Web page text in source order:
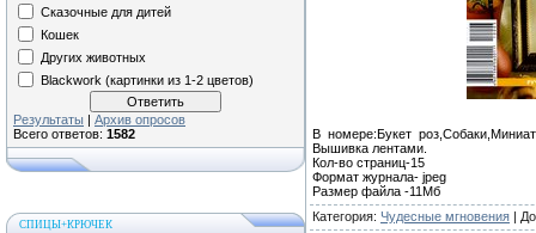
Сказочные для дитей
Кошек
Других животных
Blackwork (картинки из 1-2 цветов)
Результаты | Архив опросов
Всего ответов: 1582
СПИЦЫ+КРЮЧЕК
В номере:Букет
Вышивка лентами.
Кол-во страниц-15
Формат журнала- jpeg
Размер файла -11Мб
Категория: Чудесные мгновения |